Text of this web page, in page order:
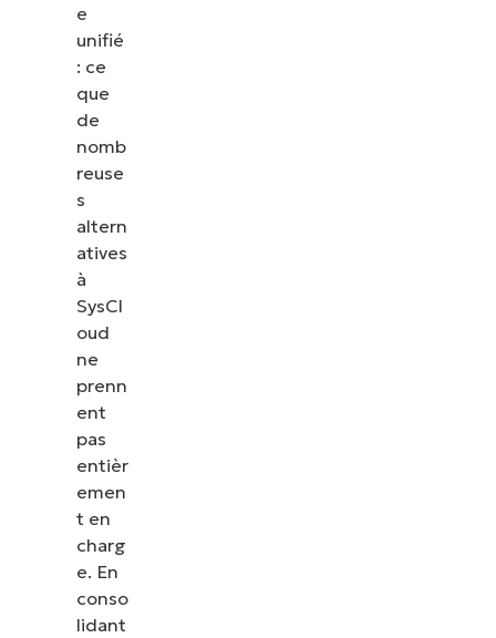
e
unifié
: ce
que
de
nomb
reuse
s
altern
atives
à
SysCl
oud
ne
prenn
ent
pas
entièr
emen
t en
charg
e. En
conso
lidant